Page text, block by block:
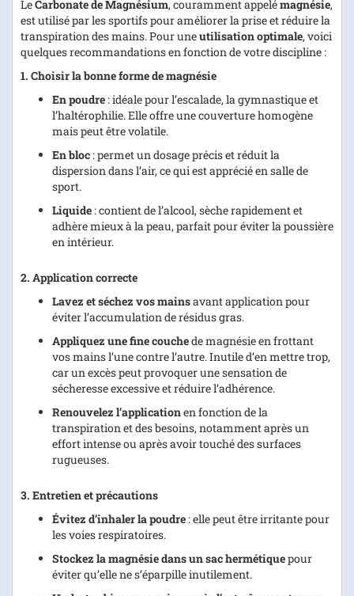
LeCarbonate de Magnésium, couramment appelémagnésie,
est utilisé par les sportifs pour améliorer la prise et réduire la
transpiration des mains. Pour uneutilisation optimale, voici
quelques recommandations en fonction de votre discipline :
1. Choisir la bonne forme de magnésie
En poudre : idéale pour l’escalade, la gymnastique et
l’haltérophilie. Elle offre une couverture homogène
mais peut être volatile.
En bloc : permet un dosage précis et réduit la
dispersion dans l’air, ce qui est apprécié en salle de
sport.
Liquide : contient de l’alcool, sèche rapidement et
adhère mieux à la peau, parfait pour éviter la poussière
en intérieur.
2. Application correcte
Lavez et séchez vos mainsavant application pour
éviter l’accumulation de résidus gras.
Appliquez une fine couchede magnésie en frottant
vos mains l’une contre l’autre. Inutile d’en mettre trop,
car un excès peut provoquer une sensation de
sécheresse excessive et réduire l’adhérence.
Renouvelez l’applicationen fonction de la
transpiration et des besoins, notamment après un
effort intense ou après avoir touché des surfaces
rugueuses.
3. Entretien et précautions
Évitez d’inhaler la poudre : elle peut être irritante pour
les voies respiratoires.
Stockez la magnésie dans un sac hermétiquepour
éviter qu’elle ne s’éparpille inutilement.